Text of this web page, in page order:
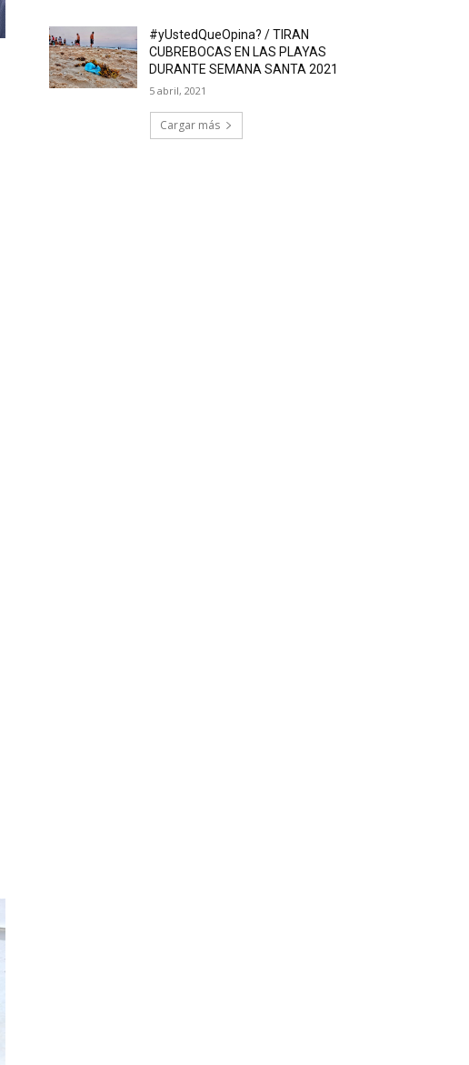
#yUstedQueOpina? / TIRAN
CUBREBOCAS EN LAS PLAYAS
DURANTE SEMANA SANTA 2021
5 abril, 2021
Cargar más